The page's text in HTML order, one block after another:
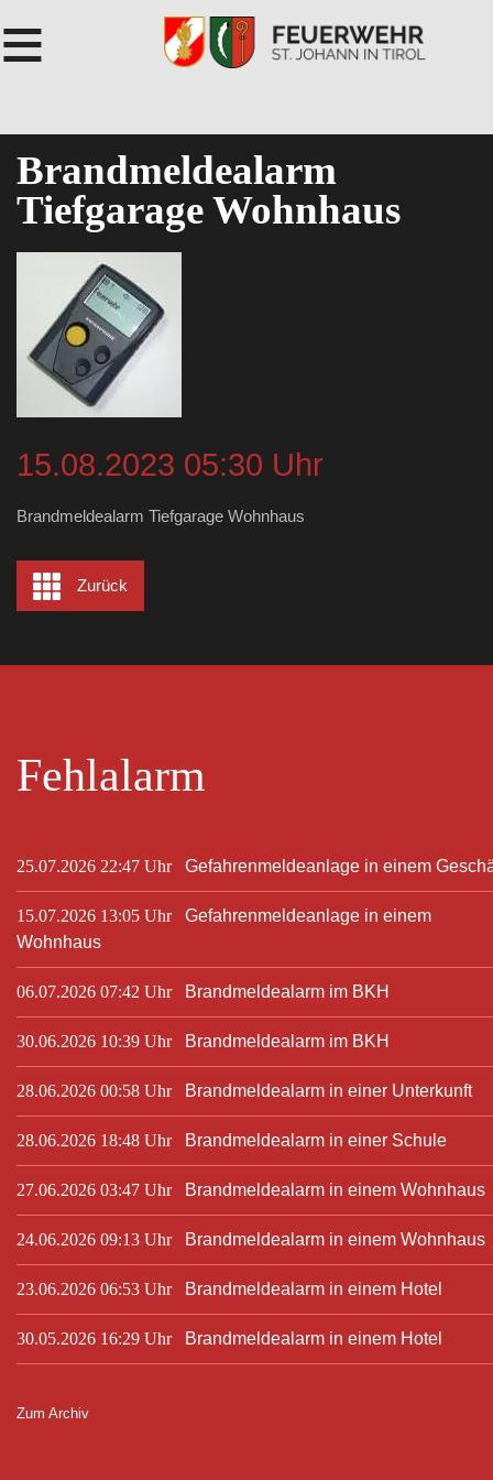
≡
Brandmeldealarm
Tiefgarage Wohnhaus
15.08.2023 05:30 Uhr
Brandmeldealarm Tiefgarage Wohnhaus
Zurück
Fehlalarm
25.07.2026 22:47 Uhr Gefahrenmeldeanlage in einem
15.07.2026 13:05 Uhr
Gefahrenmeldeanlage in einem
Wohnhaus
06.07.2026 07:42 Uhr Brandmeldealarm im BKH
30.06.2026 10:39 Uhr Brandmeldealarm im BKH
28.06.2026 00:58 Uhr Brandmeldealarm in einer Unterkunft
28.06.2026 18:48 Uhr Brandmeldealarm in einer Schule
27.06.2026 03:47 Uhr Brandmeldealarm in einem Wohnhaus
24.06.2026 09:13 Uhr Brandmeldealarm in einem Wohnhaus
23.06.2026 06:53 Uhr Brandmeldealarm in einem Hotel
30.05.2026 16:29 Uhr Brandmeldealarm in einem Hotel
Zum Archiv